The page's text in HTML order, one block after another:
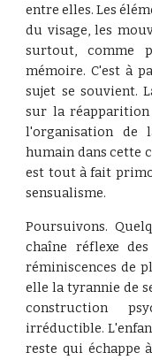
entre elles. Les
du visage, les
surtout, comme
mémoire. C'est à
sujet se souvient.
sur la
l'organisation de
humain dans cette
est tout à fait
sensualisme.
Poursuivons.
chaîne réflexe
réminiscences de
elle la tyrannie de
construction
irréductible.
reste qui échappe